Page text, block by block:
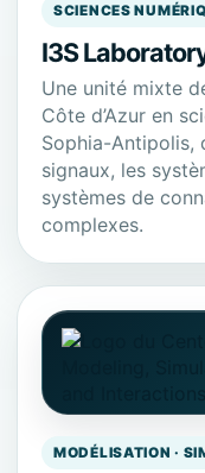
SCIENCES
I3S
Une unité mixte
Côte d’Azur en
Sophia-Antipolis,
signaux, les
systèmes de
complexes.
MODÉLISATION ·